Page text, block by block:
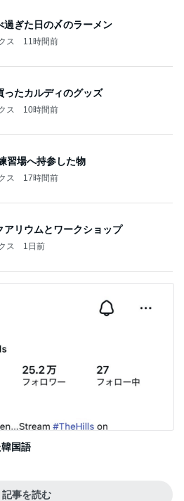
過ぎた日の〆のラーメン
ス 11時間前
ったカルディのグッズ
ス 10時間前
習場へ持参した物
ス 17時間前
アリウムとワークショップ
ス 1日前
国語
記事を読む